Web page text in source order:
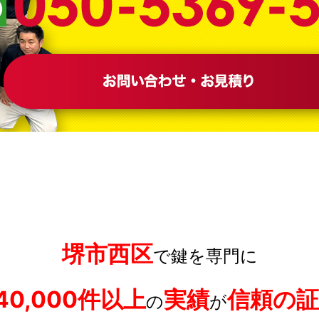
堺市西区で鍵を専門に
件以上の実績が信頼の証